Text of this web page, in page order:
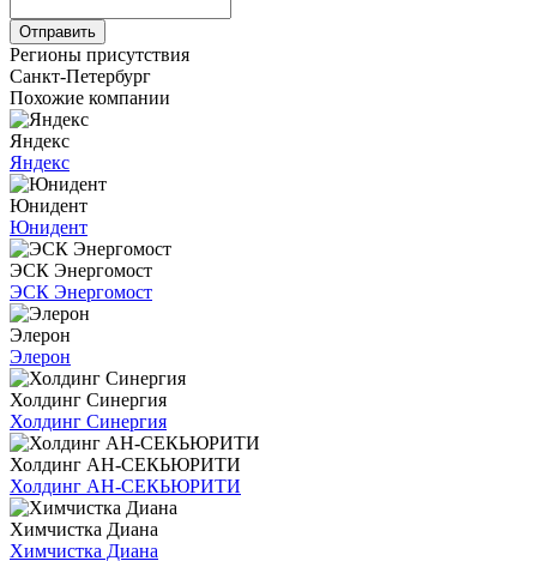
Отправить
Регионы присутствия
Санкт-Петербург
Похожие компании
Яндекс
Яндекс
Юнидент
Юнидент
ЭСК Энергомост
ЭСК Энергомост
Элерон
Элерон
Холдинг Синергия
Холдинг Синергия
Холдинг АН-СЕКЬЮРИТИ
Холдинг АН-СЕКЬЮРИТИ
Химчистка Диана
Химчистка Диана